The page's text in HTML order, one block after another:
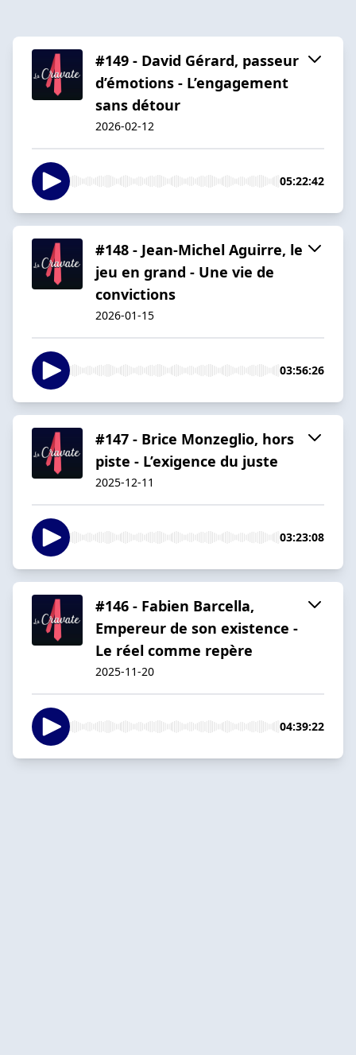
#149 - David Gérard, passeur
d’émotions - L’engagement
sans détour
2026-02-12
05:22:42
#148 - Jean-Michel Aguirre, le
jeu en grand - Une vie de
convictions
2026-01-15
03:56:26
#147 - Brice Monzeglio, hors
piste - L’exigence du juste
2025-12-11
03:23:08
#146 - Fabien Barcella,
Empereur de son existence -
Le réel comme repère
2025-11-20
04:39:22